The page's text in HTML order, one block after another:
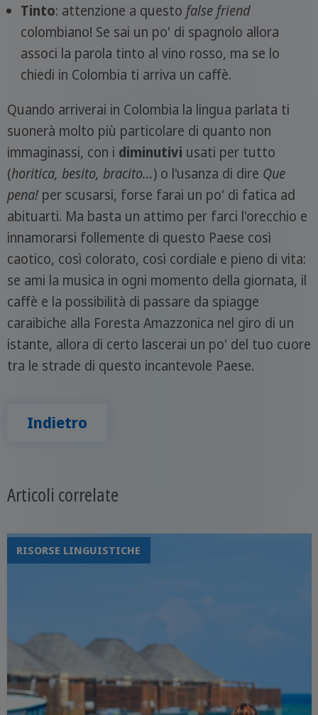
Tinto: attenzione a questo false friend
colombiano! Se sai un po' di spagnolo allora
associ la parola tinto al vino rosso, ma se lo
chiedi in Colombia ti arriva un caffè.
Quando arriverai in Colombia la lingua parlata ti
suonerà molto più particolare di quanto non
immaginassi, con i diminutivi usati per tutto
(horitica, besito, bracito…) o l'usanza di dire Que
pena!per scusarsi, forse farai un po' di fatica ad
abituarti. Ma basta un attimo per farci l'orecchio e
innamorarsi follemente di questo Paese così
caotico, così colorato, così cordiale e pieno di vita:
se ami la musica in ogni momento della giornata, il
caffè e la possibilità di passare da spiagge
caraibiche alla Foresta Amazzonica nel giro di un
istante, allora di certo lascerai un po' del tuo cuore
tra le strade di questo incantevole Paese.
Indietro
Articoli correlate
RISORSE LINGUISTICHE